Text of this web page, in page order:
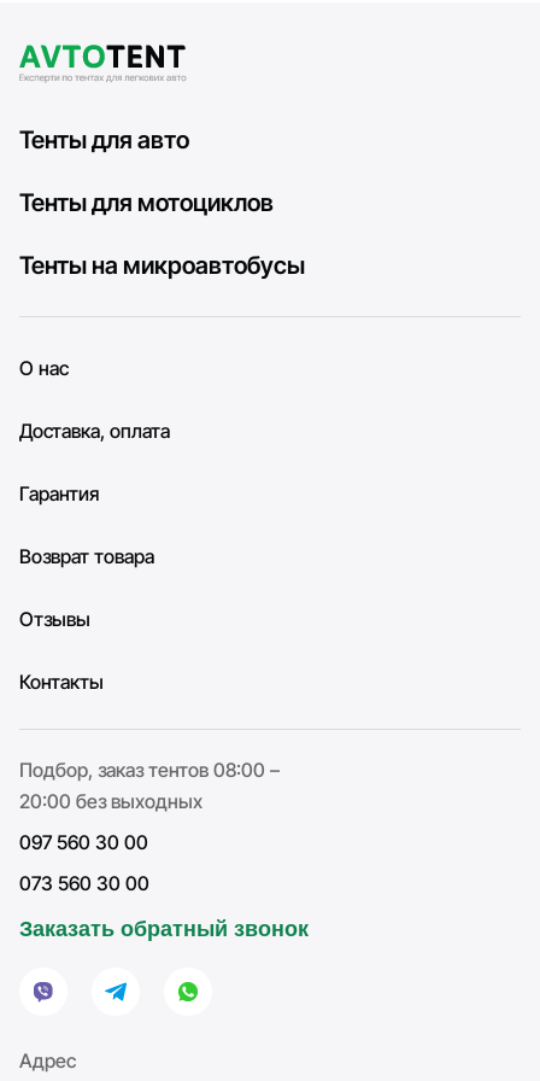
Тенты для авто
Тенты для мотоциклов
Тенты на микроавтобусы
О нас
Доставка, оплата
Гарантия
Возврат товара
Отзывы
Контакты
Подбор, заказ тентов 08:00 –
20:00 без выходных
097 560 30 00
073 560 30 00
Заказать обратный звонок
Адрес